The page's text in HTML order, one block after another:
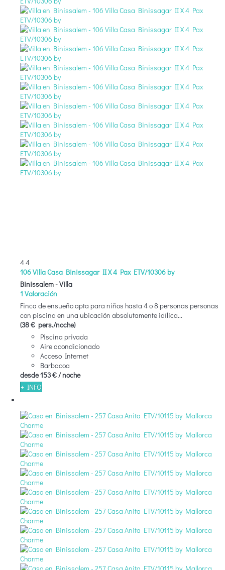
44
106 Villa Casa Binissagar II X 4 Pax ETV/10306 by
Binissalem -Villa
1 Valoración
Finca de ensueño apta para niños hasta 4 o 8 personas personas
con piscina en una ubicación absolutamente idílica...
(38 € pers./noche)
Piscina privada
Aire acondicionado
Acceso Internet
Barbacoa
desde153 €/ noche
+ INFO